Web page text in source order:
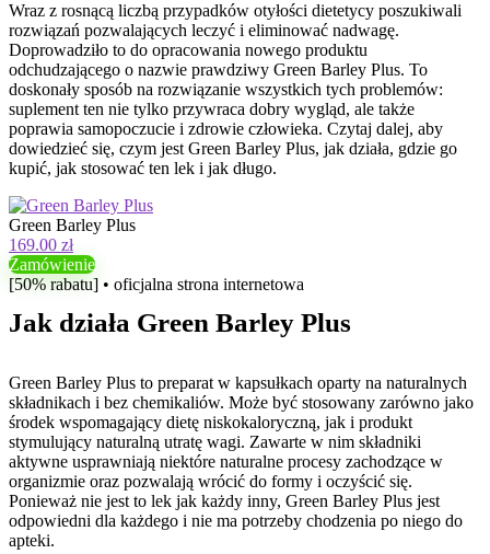
Wraz z rosnącą liczbą przypadków otyłości dietetycy poszukiwali
rozwiązań pozwalających leczyć i eliminować nadwagę.
Doprowadziło to do opracowania nowego produktu
odchudzającego o nazwie prawdziwy Green Barley Plus. To
doskonały sposób na rozwiązanie wszystkich tych problemów:
suplement ten nie tylko przywraca dobry wygląd, ale także
poprawia samopoczucie i zdrowie człowieka. Czytaj dalej, aby
dowiedzieć się, czym jest Green Barley Plus, jak działa, gdzie go
kupić, jak stosować ten lek i jak długo.
Green Barley Plus
169.00 zł
Zamówienie
[50% rabatu] • oficjalna strona internetowa
Jak działa Green Barley Plus
Green Barley Plus to preparat w kapsułkach oparty na naturalnych
składnikach i bez chemikaliów. Może być stosowany zarówno jako
środek wspomagający dietę niskokaloryczną, jak i produkt
stymulujący naturalną utratę wagi. Zawarte w nim składniki
aktywne usprawniają niektóre naturalne procesy zachodzące w
organizmie oraz pozwalają wrócić do formy i oczyścić się.
Ponieważ nie jest to lek jak każdy inny, Green Barley Plus jest
odpowiedni dla każdego i nie ma potrzeby chodzenia po niego do
apteki.